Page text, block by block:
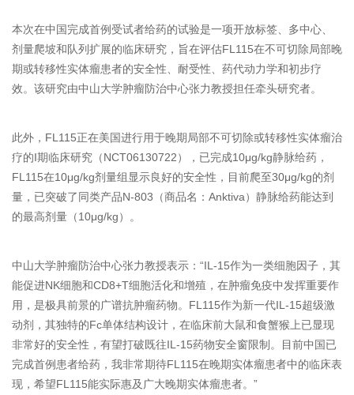
本次在中国完成首例受试者给药的试验是一项开放标签、多中心、
剂量爬坡和队列扩展的临床研究，旨在评估FL115在不可切除局部晚
期或转移性实体瘤患者的安全性、耐受性、药代动力学和初步疗
效。该研究由中山大学肿瘤防治中心张力教授担任牵头研究者。
此外，FL115正在美国进行用于晚期局部不可切除或转移性实体瘤治
疗的I期临床研究（NCT06130722），已完成10μg/kg静脉给药，
FL115在10μg/kg剂量组显示良好的安全性，目前爬至30μg/kg的剂
量，已突破了同类产品N-803（商品名：Anktiva）静脉给药能达到
的最高剂量（10μg/kg）。
中山大学肿瘤防治中心张力教授表示：“IL-15作为一类细胞因子，其
能促进NK细胞和CD8+T细胞活化和增殖，在肿瘤免疫中发挥重要作
用，是极具前景的广谱抗肿瘤药物。FL115作为新一代IL-15超级激
动剂，其独特的Fc单体结构设计，在临床前大鼠和食蟹猴上已显现
非常好的安全性，有望打破既往IL-15药物安全窗限制。目前中国已
完成首例患者给药，我非常期待FL115在晚期实体瘤患者中的临床表
现，希望FL115能实际惠及广大晚期实体瘤患者。”